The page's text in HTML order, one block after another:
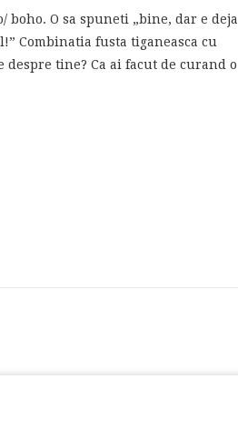
O sa spuneti „bine, dar e deja
Combinatia fusta tiganeasca cu
tine? Ca ai facut de curand o